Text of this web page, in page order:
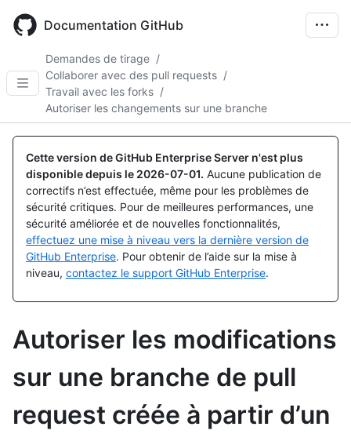
main
Documentation GitHub
Demandes de tirage /
Collaborer avec des pull requests /
Travail avec les forks /
Autoriser les changements sur une branche
Cette version de GitHub Enterprise Server n'est plus
disponible depuis le 2026-07-01. Aucune publication de
correctifs n’est effectuée, même pour les problèmes de
sécurité critiques. Pour de meilleures performances, une
sécurité améliorée et de nouvelles fonctionnalités,
effectuez une mise à niveau vers la dernière version de
GitHub Enterprise. Pour obtenir de l’aide sur la mise à
niveau, contactez le support GitHub Enterprise.
Autoriser les modifications
sur une branche de pull
request créée à partir d’un